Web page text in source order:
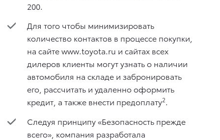
200.
Для того чтобы минимизировать
количество контактов в процессе покупки,
на сайте www.toyota.ru и сайтах всех
дилеров клиенты могут узнать о наличии
автомобиля на складе и забронировать
его, рассчитать и удаленно оформить
кредит, а также внести предоплату2.
Следуя принципу «Безопасность прежде
всего», компания разработала